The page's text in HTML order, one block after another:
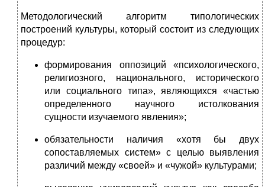
Методологи­ческий алгоритм типологических
построений культуры, который состоит из следующих
процедур:
формирования оппозиций «психологического,
рели­гиозного, национального, исторического
или социального типа», являющихся «частью
определенного научного ис­толкования
сущности изучаемого явления»;
обязательности наличия «хотя бы двух
сопоставляе­мых систем» с целью выявления
различий между «своей» и «чужой» культурами;